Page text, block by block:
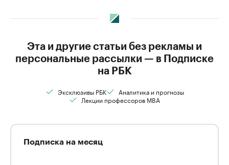
Эта и другие статьи без рекламы и
персональные рассылки — в Подписке
на РБК
Эксклюзивы РБК
Аналитика и прогнозы
Лекции профессоров MBA
Подписка на месяц